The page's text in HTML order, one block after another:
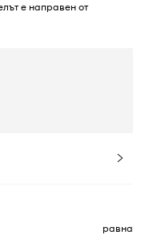
е направен от
равна